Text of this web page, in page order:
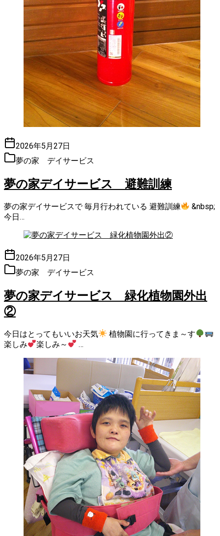
2026年5月27日
夢の家 デイサービス
夢の家デイサービス 避難訓練
夢の家デイサービスで 毎月行われている 避難訓練
&nbsp;
今日…
2026年5月27日
夢の家 デイサービス
夢の家デイサービス 緑化植物園外出
②
今日はとってもいいお天気
植物園に行ってきま～す
楽しみ
楽しみ～ …